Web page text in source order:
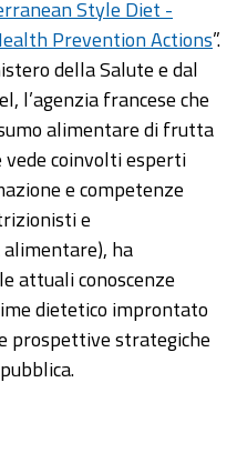
Style Diet -
Prevention Actions”.
della Salute e dal
l’agenzia francese che
alimentare di frutta
vede coinvolti esperti
e competenze
e
ha
attuali conoscenze
dietetico improntato
prospettive strategiche